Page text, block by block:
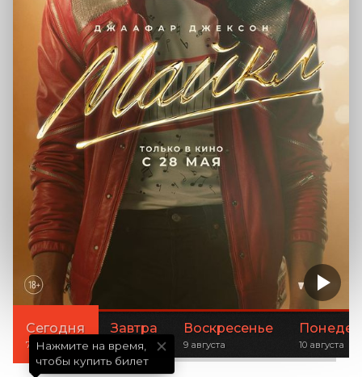
Сегодня
7 августа
Завтра
8 августа
Воскресенье
9 августа 10 августа
Нажмите на время,
чтобы купить билет